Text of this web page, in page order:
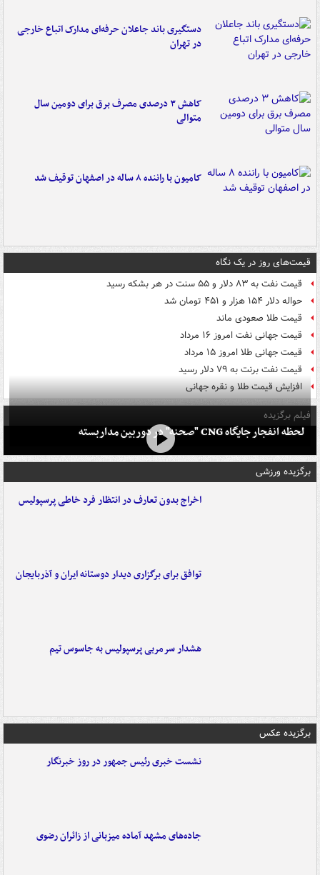
دستگیری باند جاعلان حرفه‌ای مدارک اتباع خارجی
در تهران
کاهش ۳ درصدی مصرف برق برای دومین سال
متوالی
کامیون با راننده ۸ ساله در اصفهان توقیف شد
قیمت‌های روز در یک نگاه
قیمت نفت به ۸۳ دلار و ۵۵ سنت در هر بشکه رسید
حواله دلار ۱۵۴ هزار و ۴۵۱ تومان شد
قیمت طلا صعودی ماند
قیمت جهانی نفت امروز ۱۶ مرداد
قیمت جهانی طلا امروز ۱۵ مرداد
قیمت نفت برنت به ۷۹ دلار رسید
افزایش قیمت طلا و نقره جهانی
فیلم برگزیده
لحظه انفجار جایگاه CNG "صحنه" در دوربین مداربسته
برگزیده ورزشی
اخراج بدون تعارف در انتظار فرد خاطی پرسپولیس
توافق برای برگزاری دیدار دوستانه ایران و آذربایجان
هشدار سرمربی پرسپولیس به جاسوس تیم
برگزیده عکس
نشست خبری رئیس جمهور در روز خبرنگار
جاده‌های مشهد آماده میزبانی از زائران رضوی